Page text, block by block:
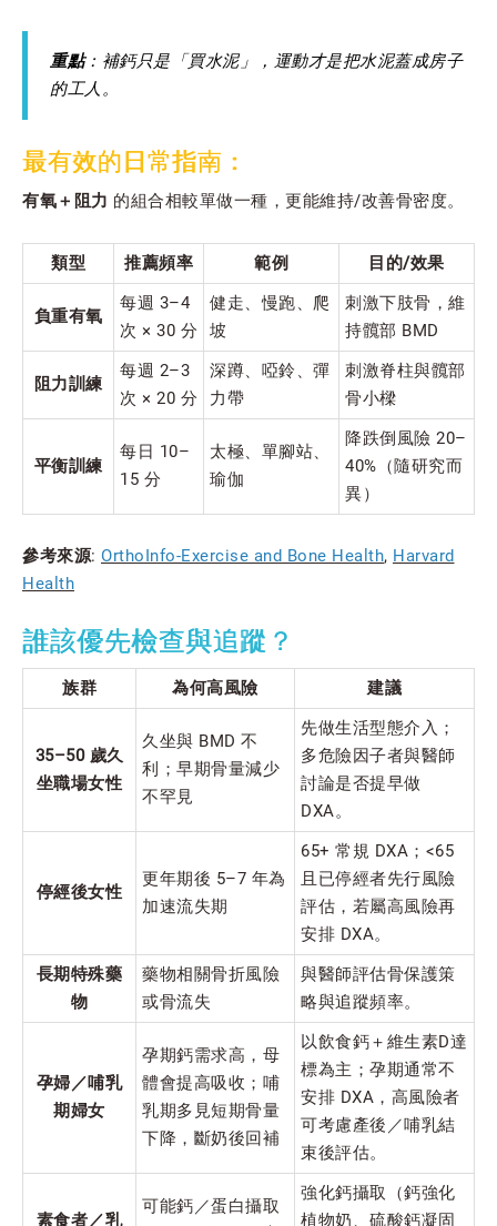
重點：補鈣只是「買水泥」，運動才是把水泥蓋成房子
的工人。
最有效的日常指南：
有氧＋阻力 的組合相較單做一種，更能維持/改善骨密度。
類型 推薦頻率 範例 目的/效果
負重有氧
每週 3–4
次 × 30 分
健走、慢跑、爬
坡
刺激下肢骨，維
持髖部 BMD
阻力訓練
每週 2–3
次 × 20 分
深蹲、啞鈴、彈
力帶
刺激脊柱與髖部
骨小樑
平衡訓練
每日 10–
15 分
太極、單腳站、
瑜伽
降跌倒風險 20–
40%（隨研究而
異）
參考來源: OrthoInfo-Exercise and Bone Health, Harvard
Health
誰該優先檢查與追蹤？
族群 為何高風險 建議
35–50 歲久
坐職場女性
久坐與 BMD 不
利；早期骨量減少
不罕見
先做生活型態介入；
多危險因子者與醫師
討論是否提早做
DXA。
停經後女性
更年期後 5–7 年為
加速流失期
65+ 常規 DXA；<65
且已停經者先行風險
評估，若屬高風險再
安排 DXA。
長期特殊藥
物
藥物相關骨折風險
或骨流失
與醫師評估骨保護策
略與追蹤頻率。
孕婦／哺乳
期婦女
孕期鈣需求高，母
體會提高吸收；哺
乳期多見短期骨量
下降，斷奶後回補
以飲食鈣＋維生素D達
標為主；孕期通常不
安排 DXA，高風險者
可考慮產後／哺乳結
束後評估。
素食者／乳
可能鈣／蛋白攝取
強化鈣攝取（鈣強化
植物奶、硫酸鈣凝固